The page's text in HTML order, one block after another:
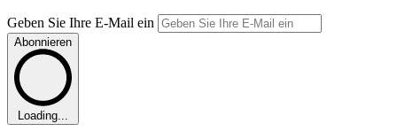
Geben Sie Ihre E-Mail ein
Abonnieren
Loading...